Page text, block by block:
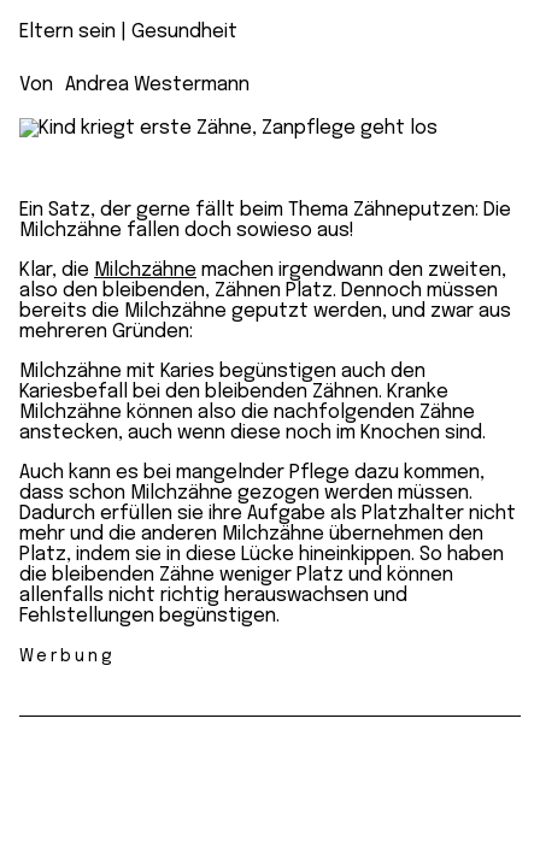
Eltern sein Gesundheit
Von Andrea Westermann
Ein Satz, der gerne fällt beim Thema Zähneputzen: Die
Milchzähne fallen doch sowieso aus!
Klar, die Milchzähne machen irgendwann den zweiten,
also den bleibenden, Zähnen Platz. Dennoch müssen
bereits die Milchzähne geputzt werden, und zwar aus
mehreren Gründen:
Milchzähne mit Karies begünstigen auch den
Kariesbefall bei den bleibenden Zähnen. Kranke
Milchzähne können also die nachfolgenden Zähne
anstecken, auch wenn diese noch im Knochen sind.
Auch kann es bei mangelnder Pflege dazu kommen,
dass schon Milchzähne gezogen werden müssen.
Dadurch erfüllen sie ihre Aufgabe als Platzhalter nicht
mehr und die anderen Milchzähne übernehmen den
Platz, indem sie in diese Lücke hineinkippen. So haben
die bleibenden Zähne weniger Platz und können
allenfalls nicht richtig herauswachsen und
Fehlstellungen begünstigen.
Werbung